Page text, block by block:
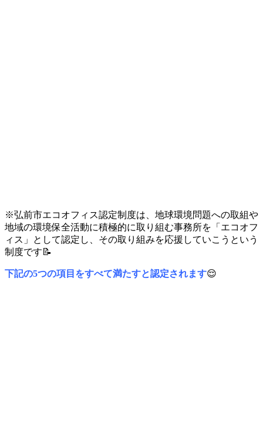
※弘前市エコオフィス認定制度は、地球環境問題への取組や
地域の環境保全活動に積極的に取り組む事務所を「エコオフ
ィス」として認定し、その取り組みを応援していこうという
制度です📝
下記の5つの項目をすべて満たすと認定されます😌